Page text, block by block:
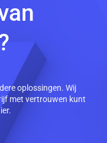
oplossingen. Wij
met vertrouwen kunt